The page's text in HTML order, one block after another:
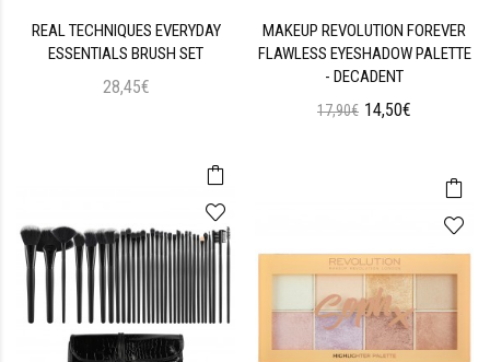
REAL TECHNIQUES EVERYDAY
ESSENTIALS BRUSH SET
28,45€
MAKEUP REVOLUTION FOREVER
FLAWLESS EYESHADOW PALETTE
- DECADENT
17,90€ 14,50€